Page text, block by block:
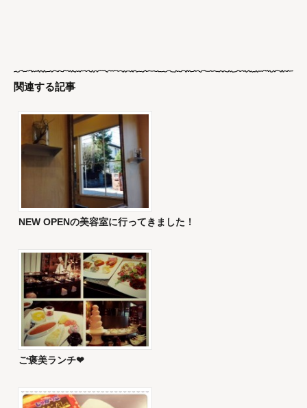
関連する記事
NEW OPENの美容室に行ってきました！
ご褒美ランチ❤︎